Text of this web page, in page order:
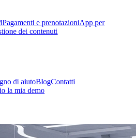
Pagamenti e prenotazioniApp per
dei contenuti
di aiutoBlogContatti
la mia demo